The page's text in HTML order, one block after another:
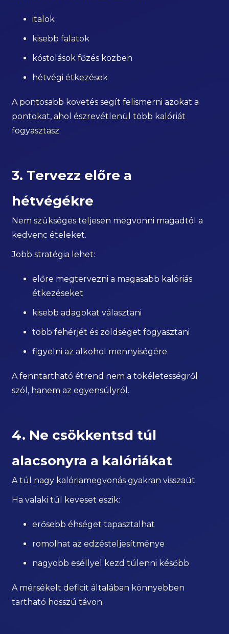
italok
kisebb falatok
kóstolások főzés közben
hétvégi étkezések
A pontosabb követés segít felismerni azokat a
pontokat, ahol észrevétlenül több kalóriát
fogyasztasz.
3. Tervezz előre a
hétvégékre
Nem szükséges teljesen megvonni magadtól a
kedvenc ételeket.
Jobb stratégia lehet:
előre megtervezni a magasabb kalóriás
étkezéseket
kisebb adagokat választani
több fehérjét és zöldséget fogyasztani
figyelni az alkohol mennyiségére
A fenntartható étrend nem a tökéletességről
szól, hanem az egyensúlyról.
4. Ne csökkentsd túl
alacsonyra a kalóriákat
A túl nagy kalóriamegvonás gyakran visszaüt.
Ha valaki túl keveset eszik:
erősebb éhséget tapasztalhat
romolhat az edzésteljesítménye
nagyobb eséllyel kezd túlenni később
A mérsékelt deficit általában könnyebben
tartható hosszú távon.